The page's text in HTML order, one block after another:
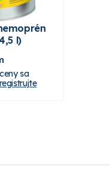
l)
sa
registrujte